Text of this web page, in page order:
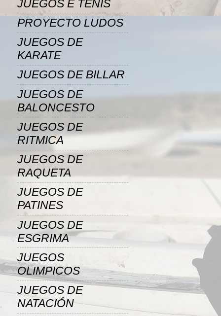
JUEGOS E TENIS
PROYECTO LUDOS
JUEGOS DE
KARATE
JUEGOS DE BILLAR
JUEGOS DE
BALONCESTO
JUEGOS DE
RITMICA
JUEGOS DE
RAQUETA
JUEGOS DE
PATINES
JUEGOS DE
ESGRIMA
JUEGOS
OLIMPICOS
JUEGOS DE
NATACIÓN